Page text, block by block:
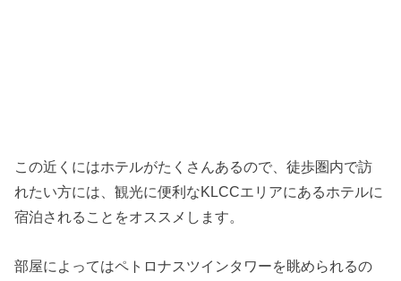
この近くにはホテルがたくさんあるので、徒歩圏内で訪
れたい方には、観光に便利なKLCCエリアにあるホテルに
宿泊されることをオススメします。
部屋によってはペトロナスツインタワーを眺められるの